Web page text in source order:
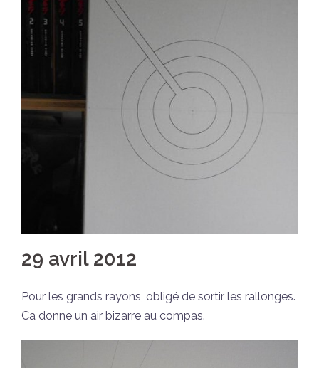
29 avril 2012
Pour les grands rayons, obligé de sortir les rallonges.
Ca donne un air bizarre au compas.